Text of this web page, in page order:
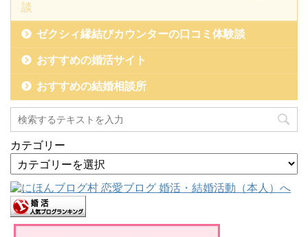
談
ゼクシィ縁結びカウンターの口コミ体験談
おすすめの婚活サイト
おすすめの結婚相談所
カテゴリー